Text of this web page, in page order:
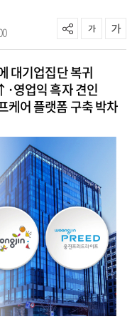
대기업집단 복귀
영업익 흑자 견인
케어 플랫폼 구축 박차